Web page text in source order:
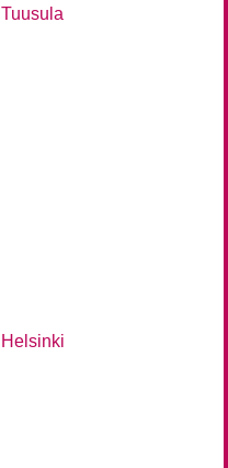
Tuusula
Helsinki